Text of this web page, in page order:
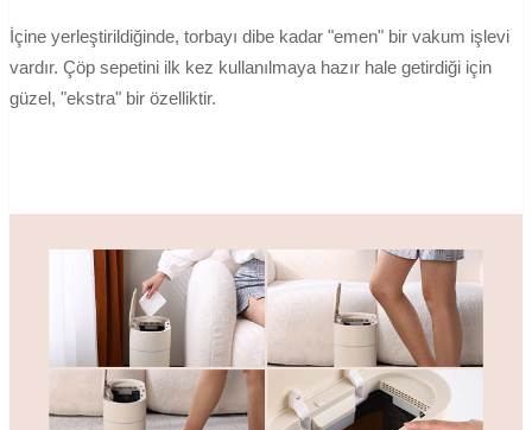
İçine yerleştirildiğinde, torbayı dibe kadar "emen" bir vakum işlevi
vardır. Çöp sepetini ilk kez kullanılmaya hazır hale getirdiği için
güzel, "ekstra" bir özelliktir.